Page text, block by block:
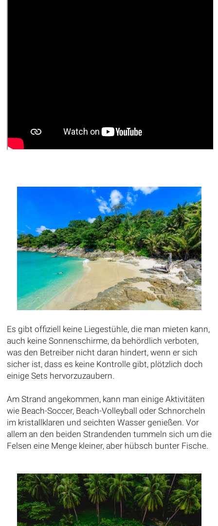
Es gibt offiziell keine Liegestühle, die man mieten kann,
auch keine Sonnenschirme, da behördlich verboten,
was den Betreiber nicht daran hindert, wenn er sich
sicher ist, dass es keine Kontrolle gibt, plötzlich doch
einige Sets hervorzuzaubern.
Am Strand angekommen, kann man einige Aktivitäten
wie Beach-Soccer, Beach-Volleyball oder Schnorcheln
im kristallklaren und seichten Wasser genießen. Vor
allem an den beiden Strandenden tummeln sich um die
Felsen eine Menge kleiner, aber hübsch bunter Fische.